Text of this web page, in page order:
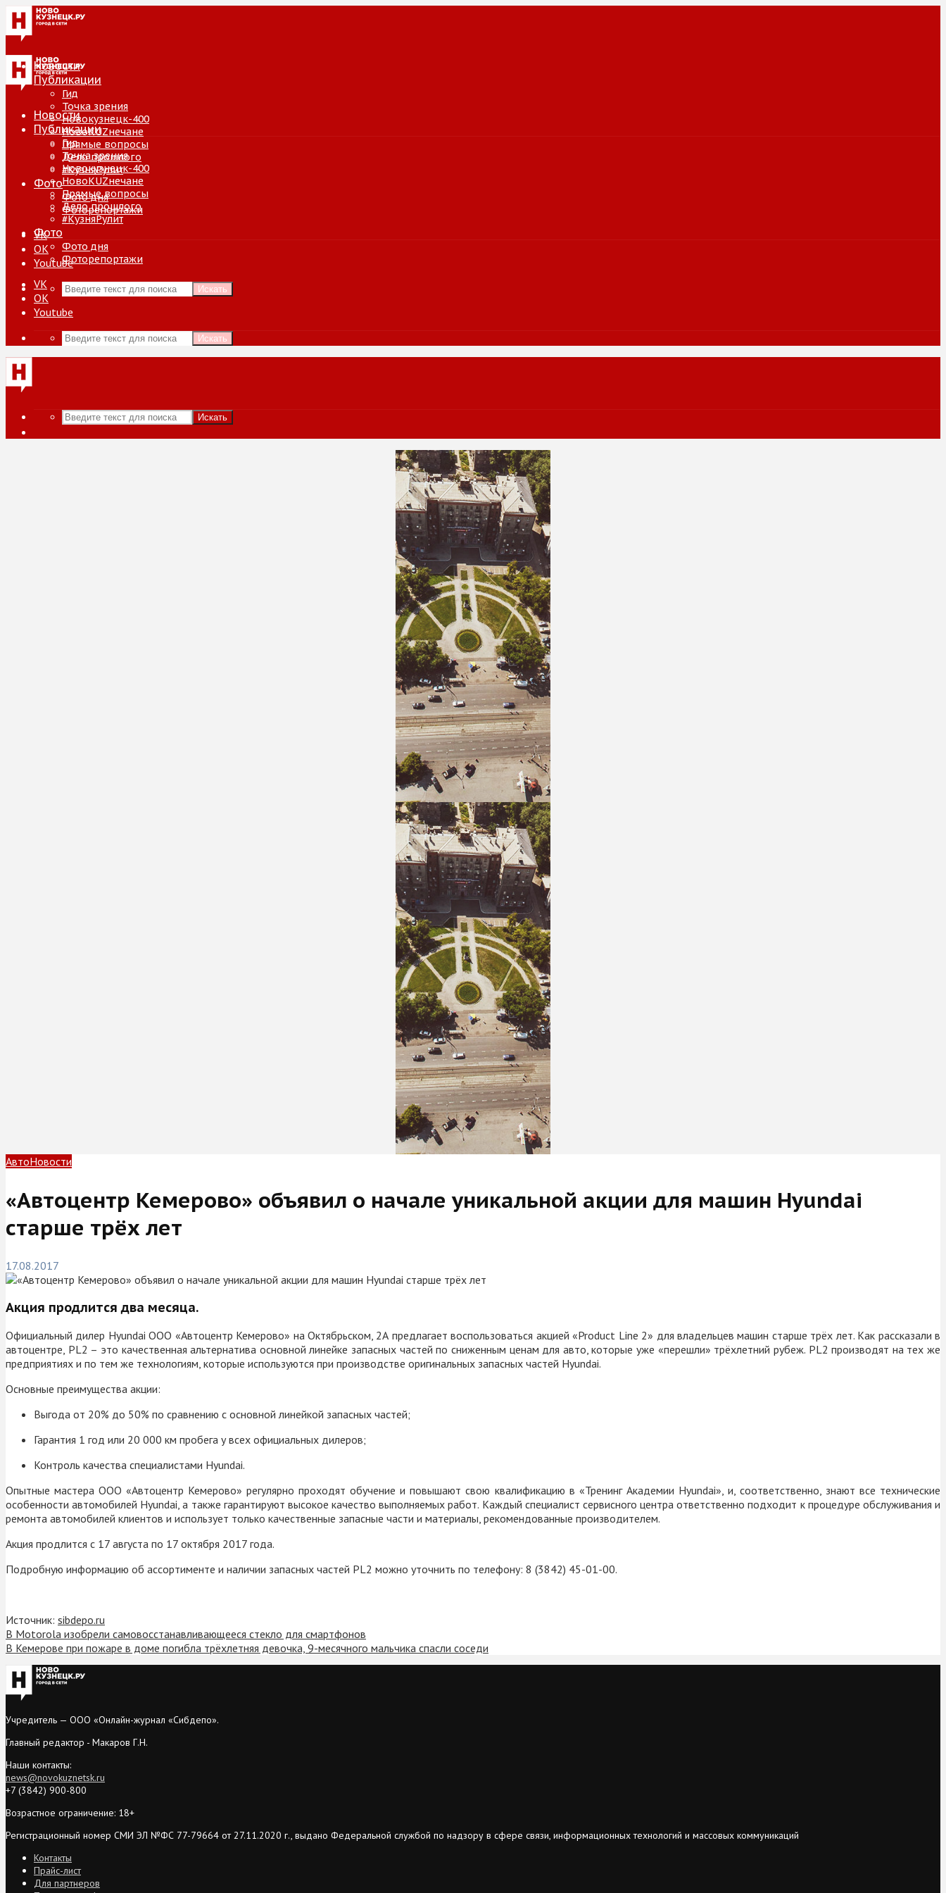
Новости
Публикации
Гид
Точка зрения
Новокузнецк-400
НовоKUZнечане
Прямые вопросы
Дело прошлого
#КузняРулит
Фото
Фото дня
Фоторепортажи
VK
ОК
Youtube
Искать
Новости
Публикации
Гид
Точка зрения
Новокузнецк-400
НовоKUZнечане
Прямые вопросы
Дело прошлого
#КузняРулит
Фото
Фото дня
Фоторепортажи
VK
ОК
Youtube
Искать
Искать
АвтоНовости
«Автоцентр Кемерово» объявил о начале уникальной акции для машин Hyundai
старше трёх лет
17.08.2017
Акция продлится два месяца.
Официальный дилер Hyundai ООО «Автоцентр Кемерово» на Октябрьском, 2А предлагает воспользоваться акцией «Product Line 2» для владельцев машин старше трёх лет. Как рассказали в
автоцентре, PL2 – это качественная альтернатива основной линейке запасных частей по сниженным ценам для авто, которые уже «перешли» трёхлетний рубеж. PL2 производят на тех же
предприятиях и по тем же технологиям, которые используются при производстве оригинальных запасных частей Hyundai.
Основные преимущества акции:
Выгода от 20% до 50% по сравнению с основной линейкой запасных частей;
Гарантия 1 год или 20 000 км пробега у всех официальных дилеров;
Контроль качества специалистами Hyundai.
Опытные мастера ООО «Автоцентр Кемерово» регулярно проходят обучение и повышают свою квалификацию в «Тренинг Академии Hyundai», и, соответственно, знают все технические
особенности автомобилей Hyundai, а также гарантируют высокое качество выполняемых работ. Каждый специалист сервисного центра ответственно подходит к процедуре обслуживания и
ремонта автомобилей клиентов и использует только качественные запасные части и материалы, рекомендованные производителем.
Акция продлится с 17 августа по 17 октября 2017 года.
Подробную информацию об ассортименте и наличии запасных частей PL2 можно уточнить по телефону: 8 (3842) 45-01-00.
Источник: sibdepo.ru
В Motorola изобрели самовосстанав­ливающееся стекло для смартфонов
В Кемерове при пожаре в доме погибла трёхлетняя девочка, 9-месячного мальчика спасли соседи
Учредитель — ООО «Онлайн-журнал «Сибдепо».
Главный редактор - Макаров Г.Н.
Наши контакты:
news@novokuznetsk.ru
+7 (3842) 900-800
Возрастное ограничение: 18+
Регистрационный номер СМИ ЭЛ №ФС 77-79664 от 27.11.2020 г., выдано Федеральной службой по надзору в сфере связи, информационных технологий и массовых коммуникаций
Контакты
Прайс-лист
Для партнеров